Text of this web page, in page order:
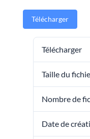
Télécharger
Télécharger
Taille du
Nombre de
Date de